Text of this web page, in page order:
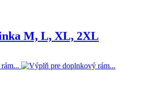
M, L, XL, 2XL